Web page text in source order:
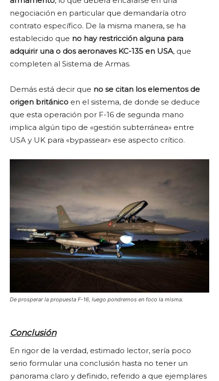
negociación en particular que demandaría otro
contrato específico. De la misma manera, se ha
establecido que no hay restricción alguna para
adquirir una o dos aeronaves KC-135 en USA, que
completen al Sistema de Armas.
Demás está decir que no se citan los elementos de
origen británico en el sistema, de donde se deduce
que esta operación por F-16 de segunda mano
implica algún tipo de «gestión subterránea» entre
USA y UK para «bypassear» ese aspecto crítico.
De prosperar la propuesta F-16, luego pondremos en foco la misma.
Conclusión
En rigor de la verdad, estimado lector, sería poco
serio formular una conclusión hasta no tener un
panorama claro y definido, referido a que ejemplares